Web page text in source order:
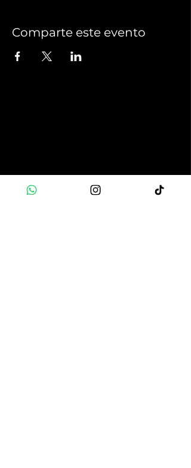
Comparte este evento